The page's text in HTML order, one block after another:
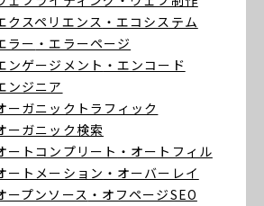
クスペリエンス ・エコシステム
ラー ・エラーページ
ンゲージメント ・エンコード
ンジニア
ーガニックトラフィック
ーガニック検索
ートコンプリート ・オートフィル
ートメーション ・オーバーレイ
ープンソース ・オフページSEO